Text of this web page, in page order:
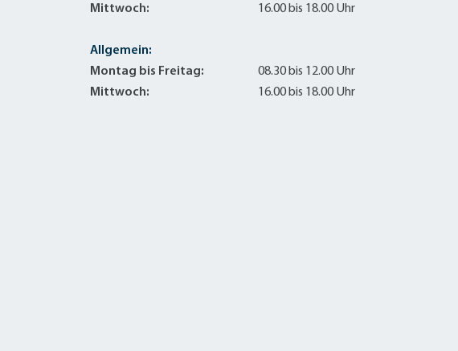
Mittwoch:
16.00 bis 18.00 Uhr
Allgemein:
Montag bis Freitag:
08.30 bis 12.00 Uhr
Mittwoch:
16.00 bis 18.00 Uhr